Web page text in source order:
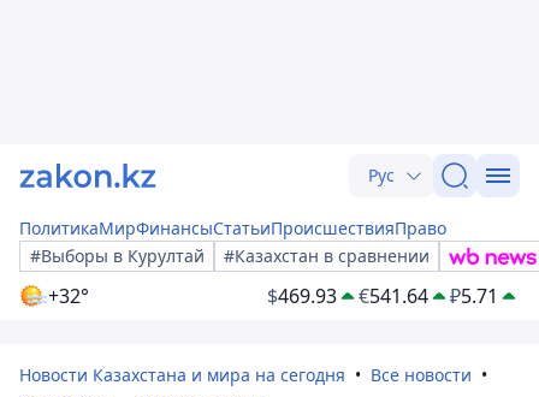
Рус
ПолитикаМирФинансыСтатьиПроисшествияПраво
#Выборы в Курултай
#Казахстан в сравнении
+32° $469.93 €541.64 ₽5.71
Новости Казахстана и мира на сегодня
Все новости